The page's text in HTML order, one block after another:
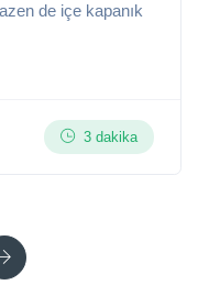
de içe kapanık
3 dakika
Next